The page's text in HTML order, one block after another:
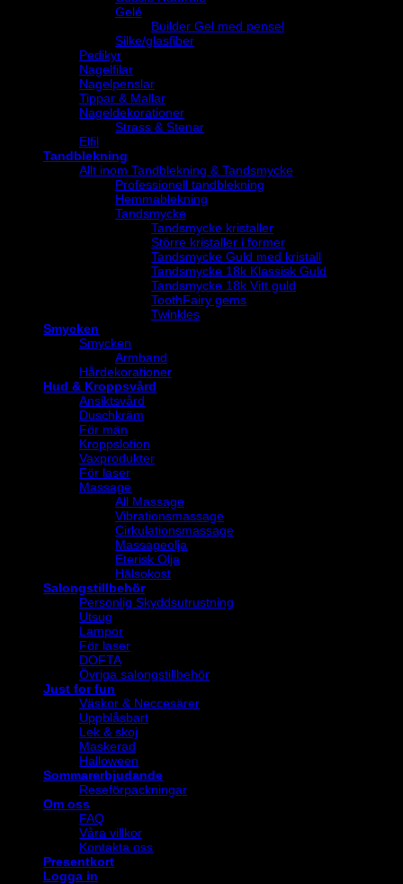
Gelé
Builder Gel med pensel
Silke/glasfiber
Pedikyr
Nagelfilar
Nagelpenslar
Tippar & Mallar
Nageldekorationer
Strass & Stenar
Elfil
Tandblekning
Allt inom Tandblekning & Tandsmycke
Professionell tandblekning
Hemmablekning
Tandsmycke
Tandsmycke kristaller
Större kristaller i former
Tandsmycke Guld med kristall
Tandsmycke 18k Klassisk Guld
Tandsmycke 18k Vitt guld
ToothFairy gems
Twinkles
Smycken
Smycken
Armband
Hårdekorationer
Hud & Kroppsvård
Ansiktsvård
Duschkräm
För män
Kroppslotion
Vaxprodukter
För laser
Massage
All Massage
Vibrationsmassage
Cirkulationsmassage
Massageolja
Eterisk Olja
Hälsokost
Salongstillbehör
Personlig Skyddsutrustning
Utsug
Lampor
För laser
DOFTA
Övriga salongstillbehör
Just for fun
Väskor & Neccesärer
Uppblåsbart
Lek & skoj
Maskerad
Halloween
Sommarerbjudande
Reseförpackningar
Om oss
FAQ
Våra villkor
Kontakta oss
Presentkort
Logga in